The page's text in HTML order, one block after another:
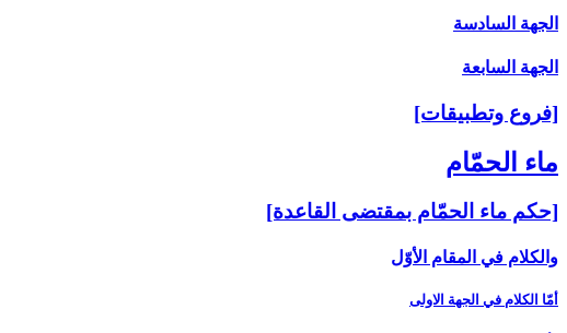
الجهة السادسة
الجهة السابعة
[فروع وتطبيقات‏]
ماء الحمّام‏
[حكم ماء الحمّام بمقتضى القاعدة]
والكلام في المقام الأوّل‏
أمّا الكلام في الجهة الاولى‏